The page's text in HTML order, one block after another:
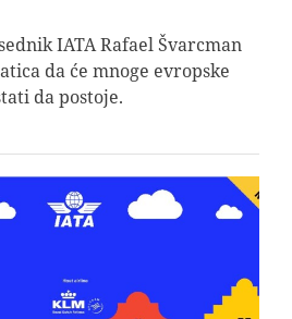
IATA Rafael Švarcman
da će mnoge evropske
da postoje.